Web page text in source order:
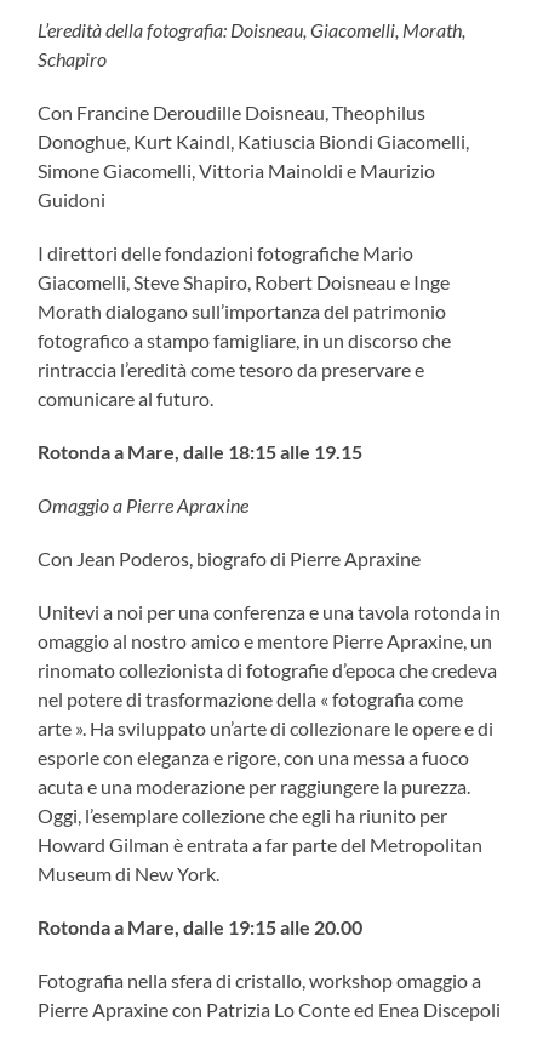
L’eredità della fotografia: Doisneau, Giacomelli, Morath,
Schapiro
Con Francine Deroudille Doisneau, Theophilus
Donoghue, Kurt Kaindl, Katiuscia Biondi Giacomelli,
Simone Giacomelli, Vittoria Mainoldi e Maurizio
Guidoni
I direttori delle fondazioni fotografiche Mario
Giacomelli, Steve Shapiro, Robert Doisneau e Inge
Morath dialogano sull’importanza del patrimonio
fotografico a stampo famigliare, in un discorso che
rintraccia l’eredità come tesoro da preservare e
comunicare al futuro.
Rotonda a Mare, dalle 18:15 alle 19.15
Omaggio a Pierre Apraxine
Con Jean Poderos, biografo di Pierre Apraxine
Unitevi a noi per una conferenza e una tavola rotonda in
omaggio al nostro amico e mentore Pierre Apraxine, un
rinomato collezionista di fotografie d’epoca che credeva
nel potere di trasformazione della « fotografia come
arte ». Ha sviluppato un’arte di collezionare le opere e di
esporle con eleganza e rigore, con una messa a fuoco
acuta e una moderazione per raggiungere la purezza.
Oggi, l’esemplare collezione che egli ha riunito per
Howard Gilman è entrata a far parte del Metropolitan
Museum di New York.
Rotonda a Mare, dalle 19:15 alle 20.00
Fotografia nella sfera di cristallo, workshop omaggio a
Pierre Apraxine con Patrizia Lo Conte ed Enea Discepoli